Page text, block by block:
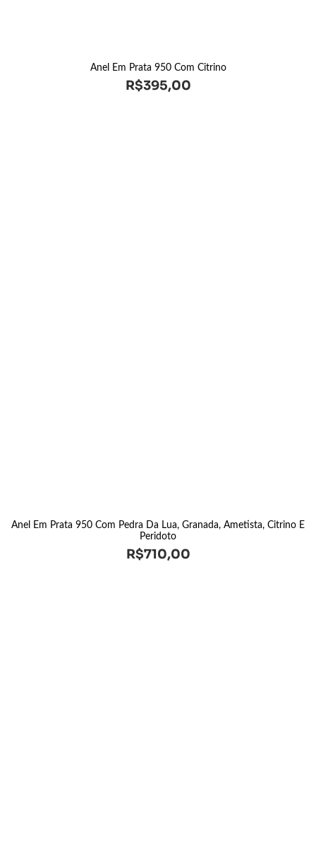
Anel Em Prata 950 Com Citrino
R$395,00
Anel Em Prata 950 Com Pedra Da Lua, Granada, Ametista, Citrino E
Peridoto
R$710,00